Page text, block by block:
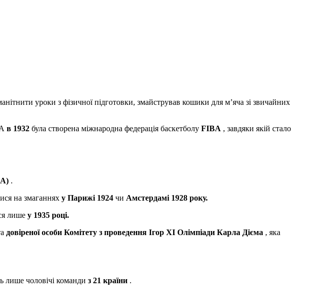
уроки з фізичної підготовки, змайстрував кошики для м’яча зі звичайних
в 1932 була створена міжнародна федерація баскетболу FIBA , завдяки якій стало
.
на змаганнях у Парижі 1924 чи Амстердамі 1928 року.
лише у 1935 році.
довіреної особи Комітету з проведення Ігор XI Олімпіади Карла Дієма , яка
лише чоловічі команди з 21 країни .